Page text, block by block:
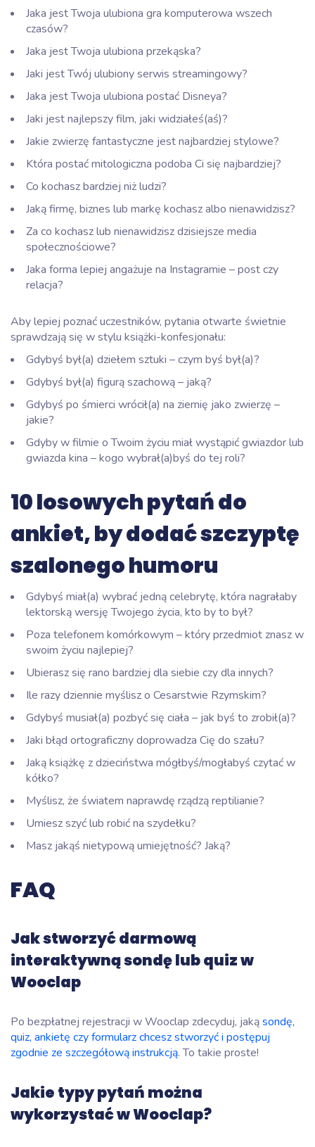
Jaka jest Twoja ulubiona gra komputerowa wszech
czasów?
Jaka jest Twoja ulubiona przekąska?
Jaki jest Twój ulubiony serwis streamingowy?
Jaka jest Twoja ulubiona postać Disneya?
Jaki jest najlepszy film, jaki widziałeś(aś)?
Jakie zwierzę fantastyczne jest najbardziej stylowe?
Która postać mitologiczna podoba Ci się najbardziej?
Co kochasz bardziej niż ludzi?
Jaką firmę, biznes lub markę kochasz albo nienawidzisz?
Za co kochasz lub nienawidzisz dzisiejsze media
społecznościowe?
Jaka forma lepiej angażuje na Instagramie – post czy
relacja?
Aby lepiej poznać uczestników, pytania otwarte świetnie
sprawdzają się w stylu książki-konfesjonału:
Gdybyś był(a) dziełem sztuki – czym byś był(a)?
Gdybyś był(a) figurą szachową – jaką?
Gdybyś po śmierci wrócił(a) na ziemię jako zwierzę –
jakie?
Gdyby w filmie o Twoim życiu miał wystąpić gwiazdor lub
gwiazda kina – kogo wybrał(a)byś do tej roli?
10 losowych pytań do
ankiet, by dodać szczyptę
szalonego humoru
Gdybyś miał(a) wybrać jedną celebrytę, która nagrałaby
lektorską wersję Twojego życia, kto by to był?
Poza telefonem komórkowym – który przedmiot znasz w
swoim życiu najlepiej?
Ubierasz się rano bardziej dla siebie czy dla innych?
Ile razy dziennie myślisz o Cesarstwie Rzymskim?
Gdybyś musiał(a) pozbyć się ciała – jak byś to zrobił(a)?
Jaki błąd ortograficzny doprowadza Cię do szału?
Jaką książkę z dzieciństwa mógłbyś/mogłabyś czytać w
kółko?
Myślisz, że światem naprawdę rządzą reptilianie?
Umiesz szyć lub robić na szydełku?
Masz jakąś nietypową umiejętność? Jaką?
FAQ
Jak stworzyć darmową
interaktywną sondę lub quiz w
Wooclap
Po bezpłatnej rejestracji w Wooclap zdecyduj, jakąsondę,
quiz, ankietę czy formularz chcesz stworzyć i postępuj
zgodnie ze szczegółową instrukcją. To takie proste!
Jakie typy pytań można
wykorzystać w Wooclap?